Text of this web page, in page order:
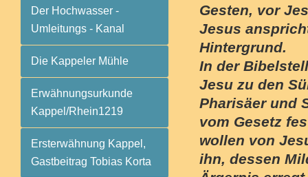
Der Hochwasser -
Umleitungs - Kanal
Die Kappeler Mühle
Erwähnungsurkunde
Kappel/Rhein1219
Ersterwähnung Kappel,
Gastbeitrag Tobias Korta
Gesten, vor
Jesus
Hintergrund.
In der
Jesu zu den
Pharisäer und
vom Gesetz
wollen von
ihn, dessen